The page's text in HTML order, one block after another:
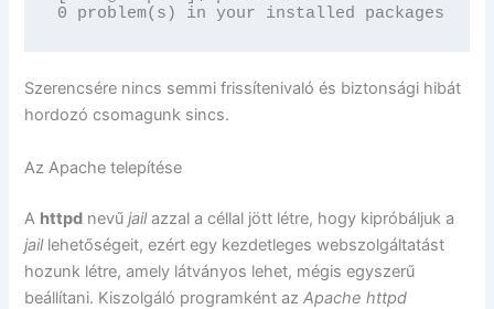
0 problem(s) in your installed packages
Szerencsére nincs semmi frissítenivaló és biztonsági hibát
hordozó csomagunk sincs.
Az Apache telepítése
A httpd nevűjailazzal a céllal jött létre, hogy kipróbáljuk a
jaillehetőségeit, ezért egy kezdetleges webszolgáltatást
hozunk létre, amely látványos lehet, mégis egyszerű
beállítani. Kiszolgáló programként azApache httpd